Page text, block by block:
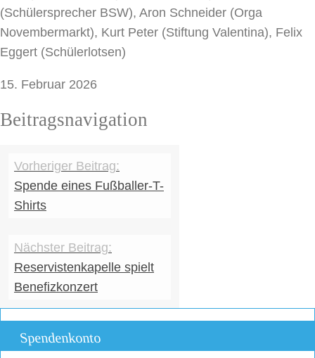
(Schülersprecher BSW), Aron Schneider (Orga
Novembermarkt), Kurt Peter (Stiftung Valentina), Felix
Eggert (Schülerlotsen)
15. Februar 2026
Beitragsnavigation
Spende eines Fußballer-T-
Shirts
Reservistenkapelle spielt
Benefizkonzert
Spendenkonto